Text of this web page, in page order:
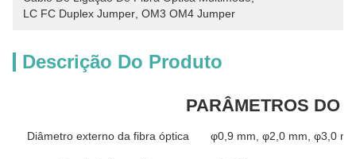
LC FC Duplex Jumper OM3 OM4 Jumper
Descrição Do Produto
PARÂMETROS DO
Diâmetro externo da fibra óptica φ0,9 mm, φ2,0 mm, φ3,0